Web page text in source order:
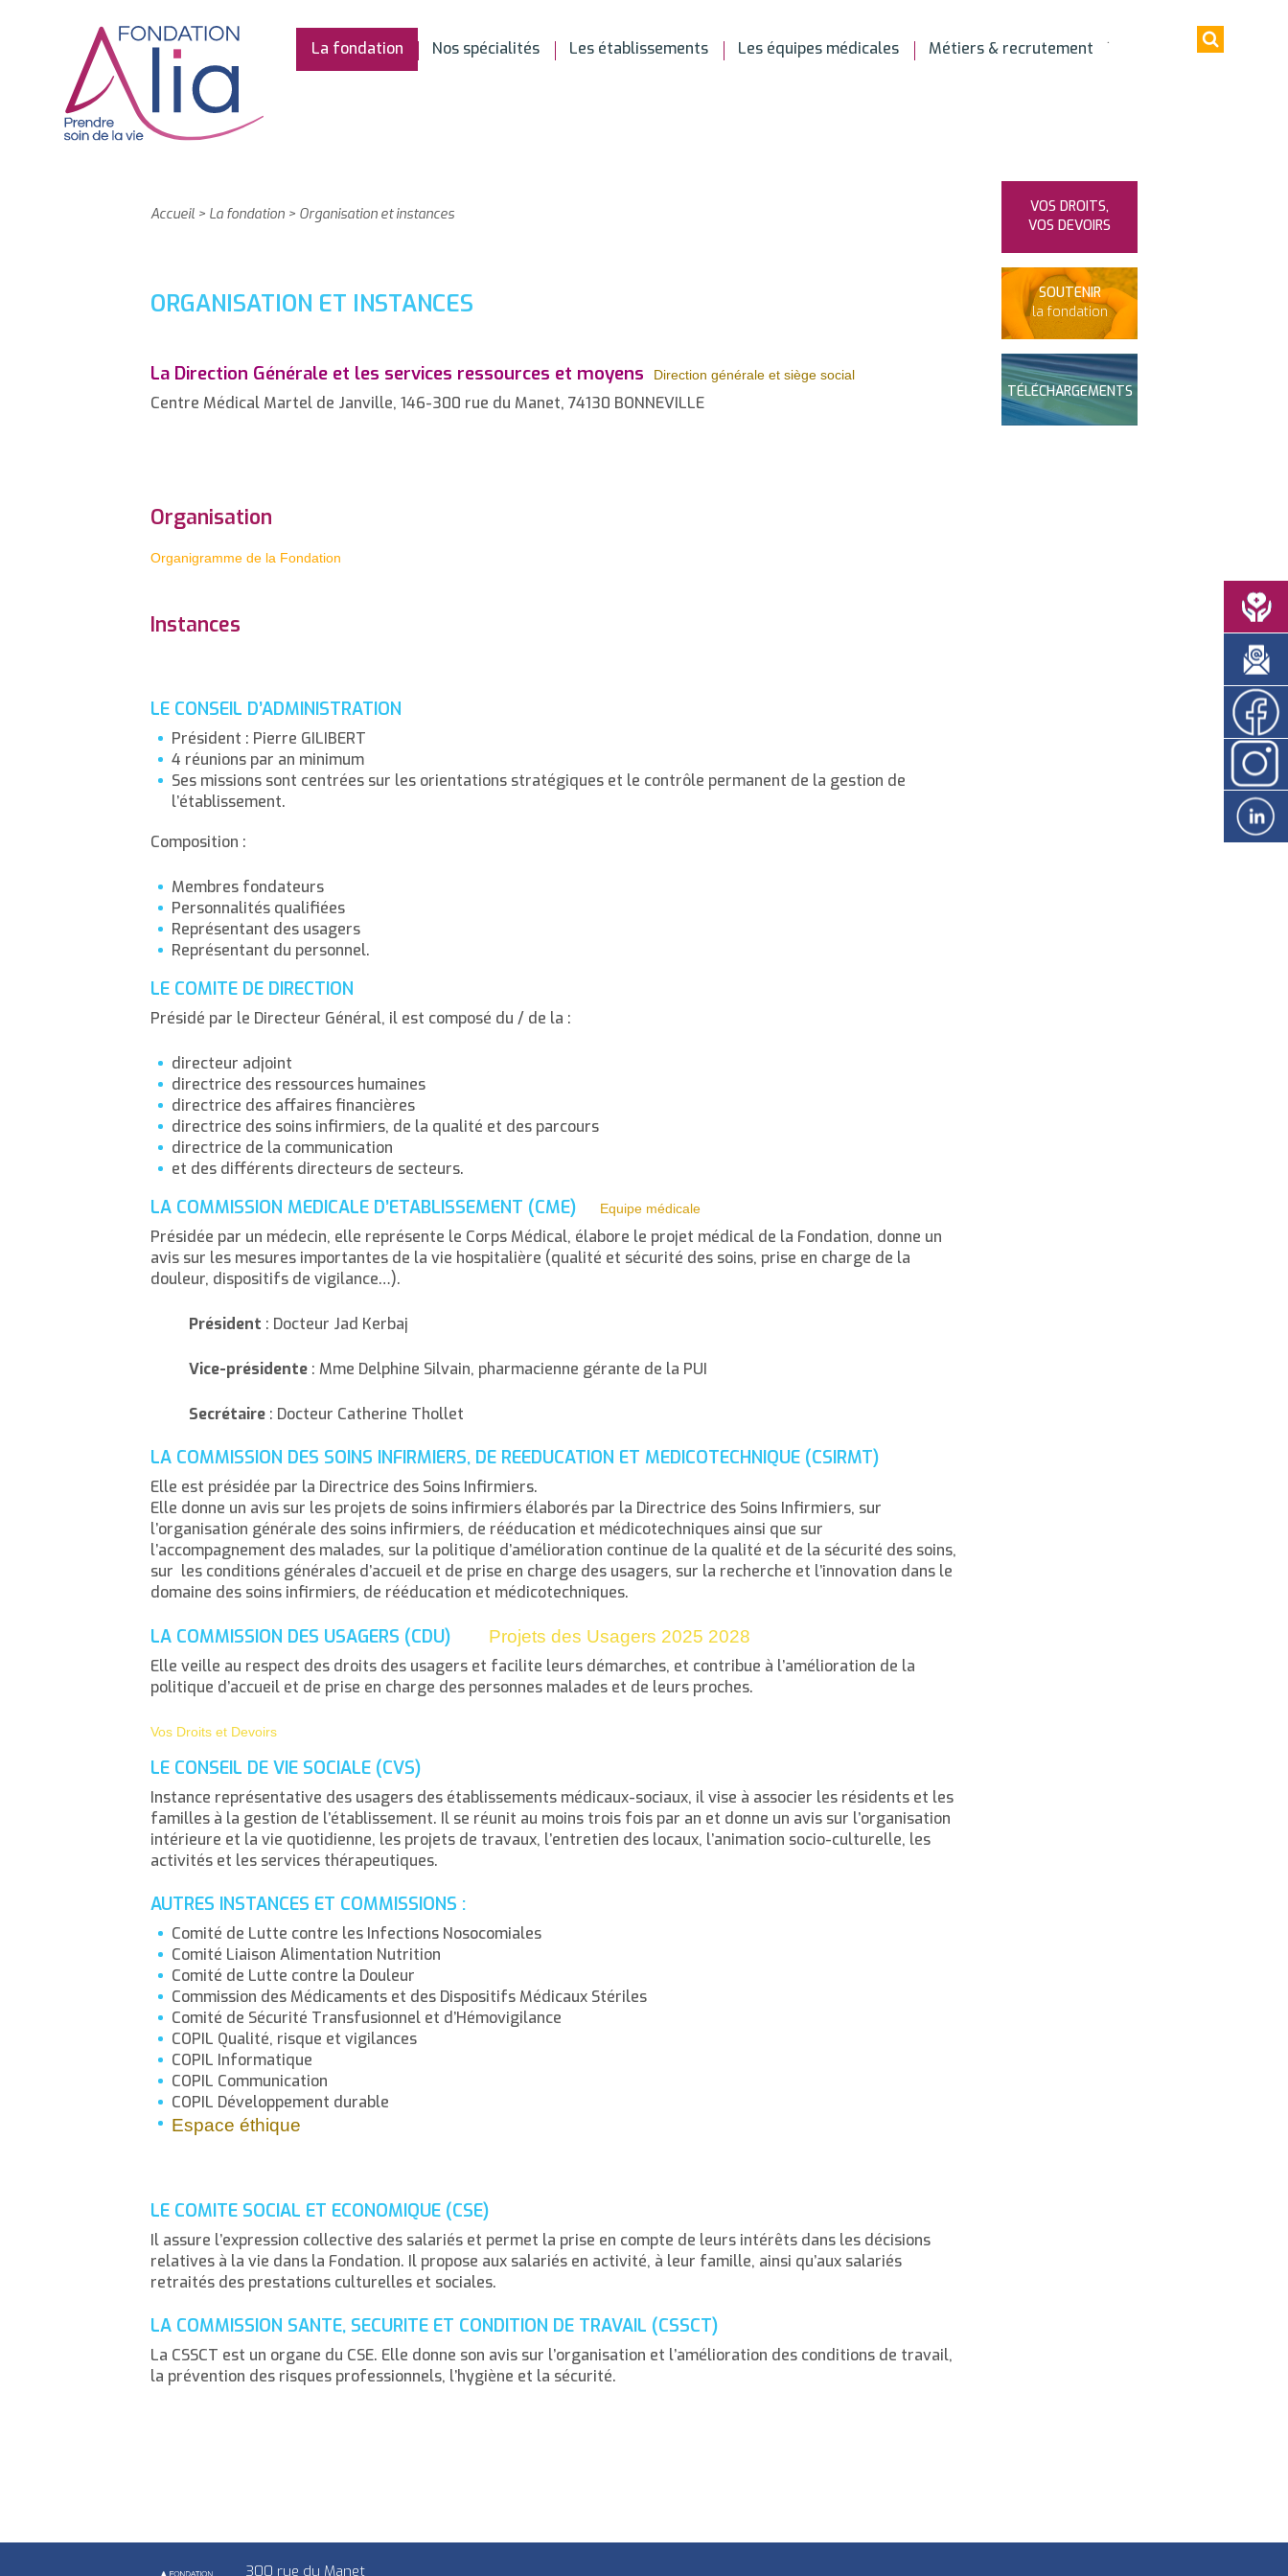
La fondation Nos spécialités Les établissements Les équipes médicales Métiers & recrutement
Accueil > La fondation > Organisation et instances
ORGANISATION ET INSTANCES
La Direction Générale et les services ressources et moyens Direction générale et siège social
Centre Médical Martel de Janville, 146-300 rue du Manet, 74130 BONNEVILLE
Organisation
Organigramme de la Fondation
Instances
LE CONSEIL D’ADMINISTRATION
Président : Pierre GILIBERT
4 réunions par an minimum
Ses missions sont centrées sur les orientations stratégiques et le contrôle permanent de la gestion de
l’établissement.
Composition :
Membres fondateurs
Personnalités qualifiées
Représentant des usagers
Représentant du personnel.
LE COMITE DE DIRECTION
Présidé par le Directeur Général, il est composé du / de la :
directeur adjoint
directrice des ressources humaines
directrice des affaires financières
directrice des soins infirmiers, de la qualité et des parcours
directrice de la communication
et des différents directeurs de secteurs.
LA COMMISSION MEDICALE D’ETABLISSEMENT (CME) Equipe médicale
Présidée par un médecin, elle représente le Corps Médical, élabore le projet médical de la Fondation, donne un
avis sur les mesures importantes de la vie hospitalière (qualité et sécurité des soins, prise en charge de la
douleur, dispositifs de vigilance…).
Président : Docteur Jad Kerbaj
Vice-présidente : Mme Delphine Silvain, pharmacienne gérante de la PUI
Secrétaire : Docteur Catherine Thollet
LA COMMISSION DES SOINS INFIRMIERS, DE REEDUCATION ET MEDICOTECHNIQUE (CSIRMT)
Elle est présidée par la Directrice des Soins Infirmiers.
Elle donne un avis sur les projets de soins infirmiers élaborés par la Directrice des Soins Infirmiers, sur
l’organisation générale des soins infirmiers, de rééducation et médicotechniques ainsi que sur
l’accompagnement des malades, sur la politique d’amélioration continue de la qualité et de la sécurité des soins,
sur les conditions générales d’accueil et de prise en charge des usagers, sur la recherche et l’innovation dans le
domaine des soins infirmiers, de rééducation et médicotechniques.
LA COMMISSION DES USAGERS (CDU)
Projets des Usagers 2025 2028
Elle veille au respect des droits des usagers et facilite leurs démarches, et contribue à l’amélioration de la
politique d’accueil et de prise en charge des personnes malades et de leurs proches.
Vos Droits et Devoirs
LE CONSEIL DE VIE SOCIALE (CVS)
Instance représentative des usagers des établissements médicaux-sociaux, il vise à associer les résidents et les
familles à la gestion de l’établissement. Il se réunit au moins trois fois par an et donne un avis sur l’organisation
intérieure et la vie quotidienne, les projets de travaux, l’entretien des locaux, l’animation socio-culturelle, les
activités et les services thérapeutiques.
AUTRES INSTANCES ET COMMISSIONS :
Comité de Lutte contre les Infections Nosocomiales
Comité Liaison Alimentation Nutrition
Comité de Lutte contre la Douleur
Commission des Médicaments et des Dispositifs Médicaux Stériles
Comité de Sécurité Transfusionnel et d’Hémovigilance
COPIL Qualité, risque et vigilances
COPIL Informatique
COPIL Communication
COPIL Développement durable
Espace éthique
LE COMITE SOCIAL ET ECONOMIQUE (CSE)
Il assure l’expression collective des salariés et permet la prise en compte de leurs intérêts dans les décisions
relatives à la vie dans la Fondation. Il propose aux salariés en activité, à leur famille, ainsi qu’aux salariés
retraités des prestations culturelles et sociales.
LA COMMISSION SANTE, SECURITE ET CONDITION DE TRAVAIL (CSSCT)
La CSSCT est un organe du CSE. Elle donne son avis sur l’organisation et l’amélioration des conditions de travail,
la prévention des risques professionnels, l’hygiène et la sécurité.
VOS DROITS,
VOS DEVOIRS
SOUTENIR
la fondation
TÉLÉCHARGEMENTS
300 rue du Manet